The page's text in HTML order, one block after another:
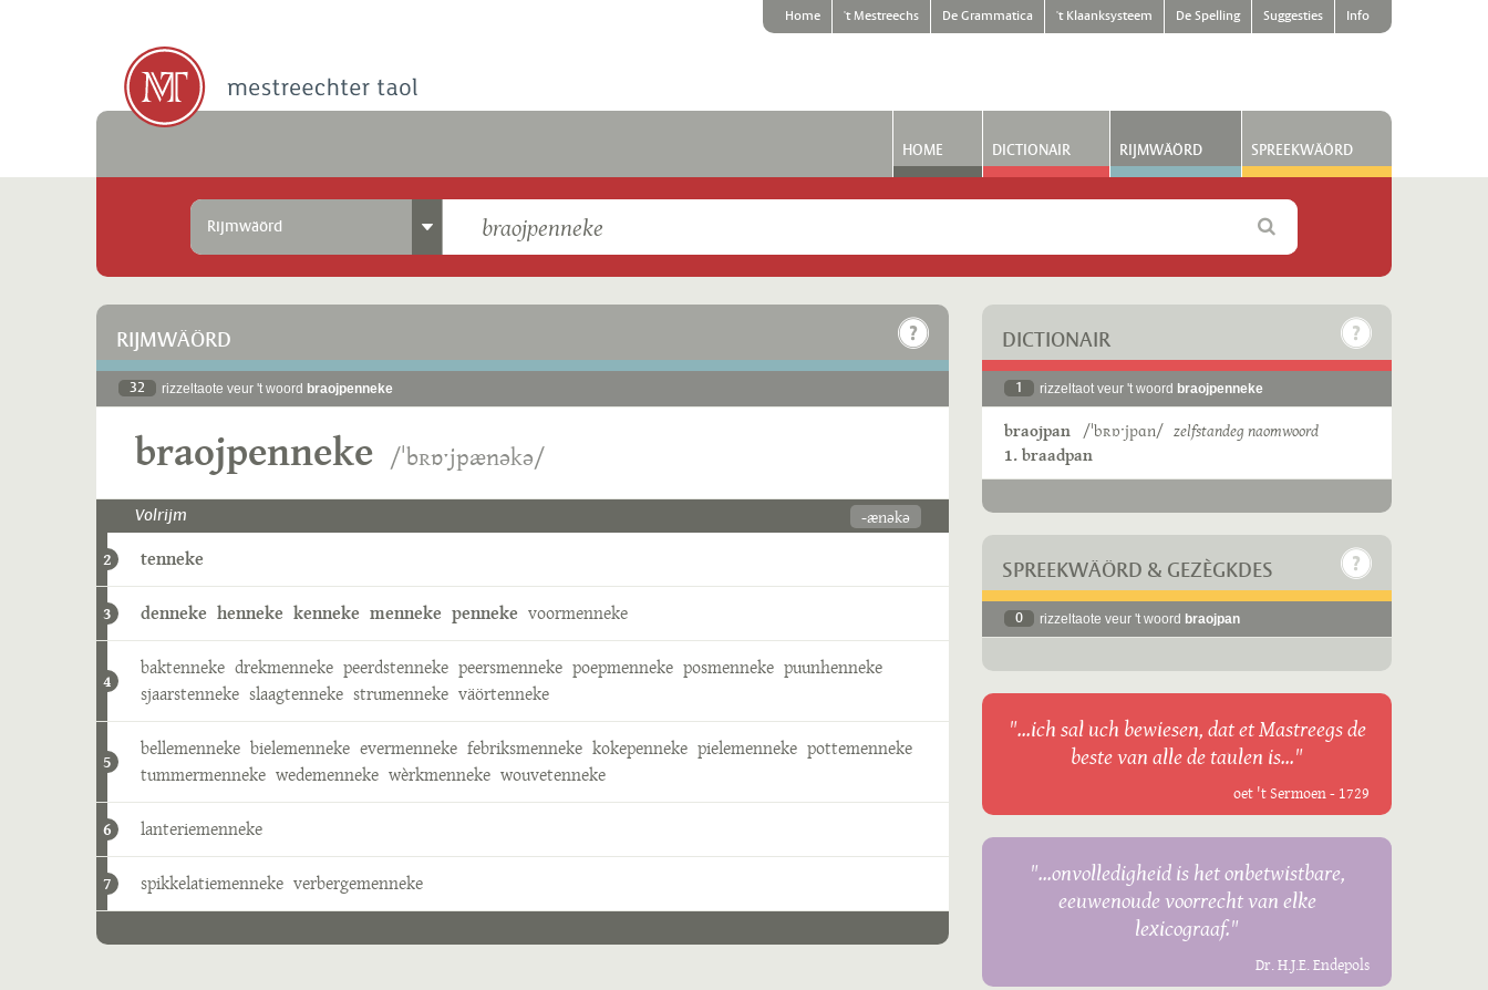
Home 't Mestreechs De Grammatica 't Klaanksysteem De Spelling Suggesties Info
HOME DICTIONAIR RIJMWÄÖRD SPREEKWÄÖRD
Rijmwäörd
RIJMWÄÖRD
32 rizzeltaote veur 't woord braojpenneke
braojpenneke /ˈbʀɒˑjpænəkə/
Volrijm -ænəkə
2 tenneke
3 denneke henneke kenneke menneke penneke voormenneke
4
baktenneke drekmenneke peerdstenneke peersmenneke poepmenneke posmenneke puunhenneke
sjaarstenneke slaagtenneke strumenneke väörtenneke
5
bellemenneke bielemenneke evermenneke febriksmenneke kokepenneke pielemenneke pottemenneke
tummermenneke wedemenneke wèrkmenneke wouvetenneke
6 lanteriemenneke
7 spikkelatiemenneke verbergemenneke
DICTIONAIR
1 rizzeltaot veur 't woord braojpenneke
braojpan /ˈbʀɒˑjpɑn/ zelfstandeg naomwoord
1. braadpan
SPREEKWÄÖRD & GEZÈGKDES
0 rizzeltaote veur 't woord braojpan
"...ich sal uch bewiesen, dat et Mastreegs de
beste van alle de taulen is..."
oet 't Sermoen - 1729
"...onvolledigheid is het onbetwistbare,
eeuwenoude voorrecht van elke
lexicograaf."
Dr. H.J.E. Endepols